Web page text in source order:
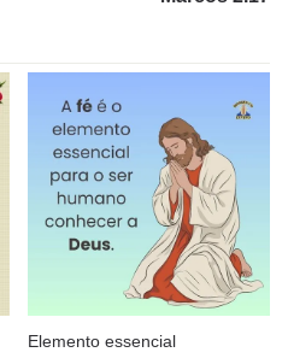
Elemento essencial